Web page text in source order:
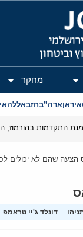
חוץ
מחקר
איראןארה”בחזבאללה
התקדמות בהורמוז,
הצעה שהם לא יכולים
דונלד ג'יי טראמפ